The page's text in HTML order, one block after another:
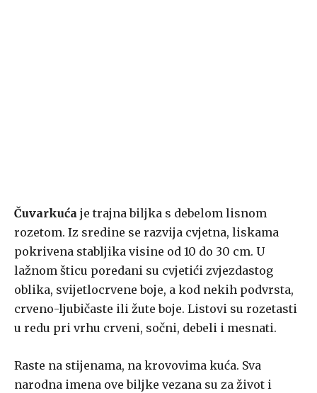
Čuvarkuća je trajna biljka s debelom lisnom
rozetom. Iz sredine se razvija cvjetna, liskama
pokrivena stabljika visine od 10 do 30 cm. U
lažnom šticu poredani su cvjetići zvjezdastog
oblika, svijetlocrvene boje, a kod nekih podvrsta,
crveno-ljubičaste ili žute boje. Listovi su rozetasti
u redu pri vrhu crveni, sočni, debeli i mesnati.
Raste na stijenama, na krovovima kuća. Sva
narodna imena ove biljke vezana su za život i